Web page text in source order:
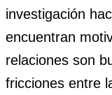
investigación
encuentran
relaciones son
fricciones entre